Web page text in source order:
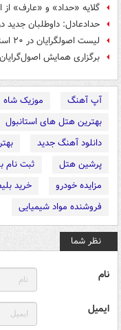
گلایه «حداد» و «عارف» از
حدادعادل: داوطلبان جدید
لیست اصولگرایان در ۲۰ استان نهایی شد
برگزاری همایش
آپ آهنگ موزیک شاه
بهترین هتل های استانبول
دانلود آهنگ جدید
پرشین هتل
ثبت نام
مزایده خودرو
خرید
فروشنده مواد شیمیایی
نظر شما
نام
ایمیل